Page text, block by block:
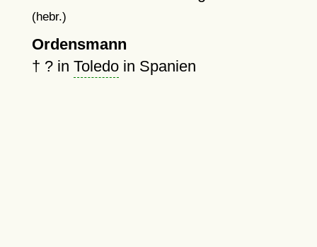
(hebr.)
Ordensmann
† ?in Toledoin Spanien